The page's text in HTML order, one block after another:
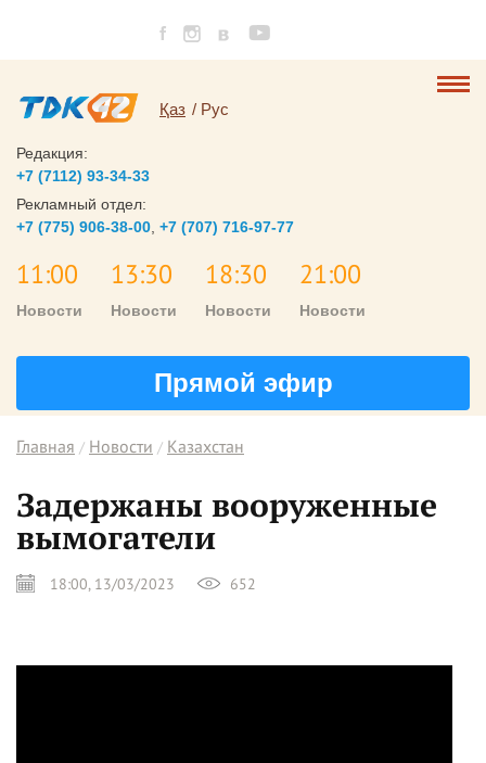
Қаз Рус
Редакция:
+7 (7112) 93-34-33
Рекламный отдел:
+7 (775) 906-38-00 +7 (707) 716-97-77
11:00
Новости
13:30
Новости
18:30
Новости
21:00
Новости
Прямой эфир
Главная Новости Казахстан
Задержаны вооруженные
вымогатели
18:00, 13/03/2023 652